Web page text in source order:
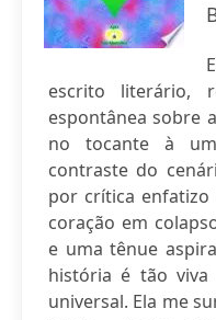
escrito literário,
espontânea sobre
no tocante à
contraste do
por crítica
coração em
e uma tênue
história é tão
universal. Ela me